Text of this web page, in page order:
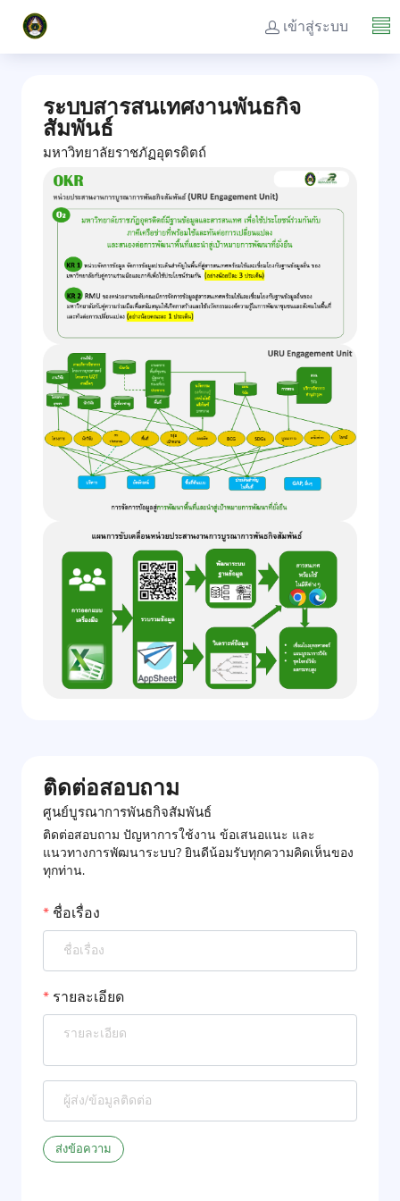
เข้าสู่ระบบ
ระบบสารสนเทศงานพันธกิจ
สัมพันธ์
มหาวิทยาลัยราชภัฏอุตรดิตถ์
ติดต่อสอบถาม
ศูนย์บูรณาการพันธกิจสัมพันธ์
ติดต่อสอบถาม ปัญหาการใช้งาน ข้อเสนอแนะ และ
แนวทางการพัฒนาระบบ? ยินดีน้อมรับทุกความคิดเห็นของ
ทุกท่าน.
* ชื่อเรื่อง
* รายละเอียด
ส่งข้อความ